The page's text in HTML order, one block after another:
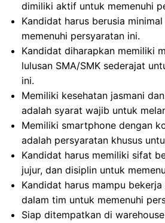
dimiliki aktif untuk memenuhi
Kandidat harus berusia
memenuhi persyaratan ini.
Kandidat diharapkan memiliki
lulusan SMA/SMK sederajat
ini.
Memiliki kesehatan jasmani
adalah syarat wajib untuk
Memiliki smartphone dengan
adalah persyaratan khusus
Kandidat harus memiliki sifat
jujur, dan disiplin untuk
Kandidat harus mampu
dalam tim untuk memenuhi
Siap ditempatkan di